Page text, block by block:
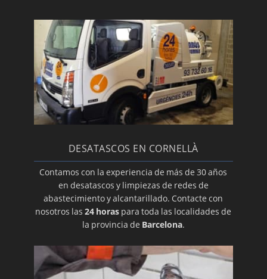
DESATASCOS EN CORNELLÀ
Contamos con la experiencia de más de 30 años
en desatascos y limpiezas de redes de
abastecimiento y alcantarillado. Contacte con
nosotros las24 horas para toda las localidades de
la provincia de Barcelona.